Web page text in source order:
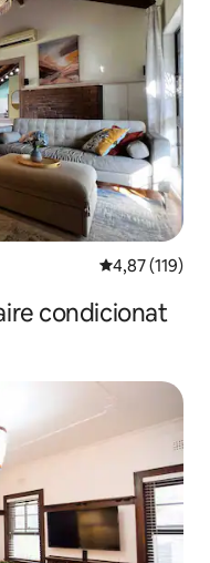
4,87 de
4,87 (119)
condicionat